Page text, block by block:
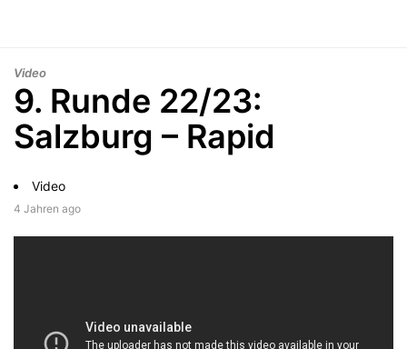
Video
9. Runde 22/23:
Salzburg – Rapid
Video
4 Jahren ago